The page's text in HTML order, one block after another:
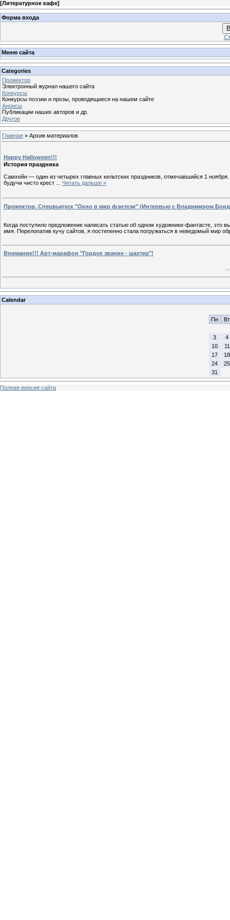
[Литературное кафе]
Форма входа
Меню сайта
Categories
Прожектор
Электронный журнал нашего сайта
Конкурсы
Конкурсы поэзии и прозы, проводящиеся на нашем сайте
Анонсы
Публикации наших авторов и др.
Другое
Главная » Архив материалов
Happy Halloween!!!
История праздника
Самхейн — один из четырех главных кельтских праздников, отмечавшийся 1
будучи чисто крест
Читать дальше »
Прожектор. Спецвыпуск "Окно в мир фэнтези" (Интервью с Владимиром
Когда поступило предложение написать статью об одном художнике-фантасте,
имя. Перелопатив кучу сайтов, я постепенно стала погружаться в неведомый мир
Внимание!!! Арт-марафон "Гордое звание - шахтер"!
Calendar
Пн
Вт
3
4
10
11
17
18
24
25
31
Полная версия сайта